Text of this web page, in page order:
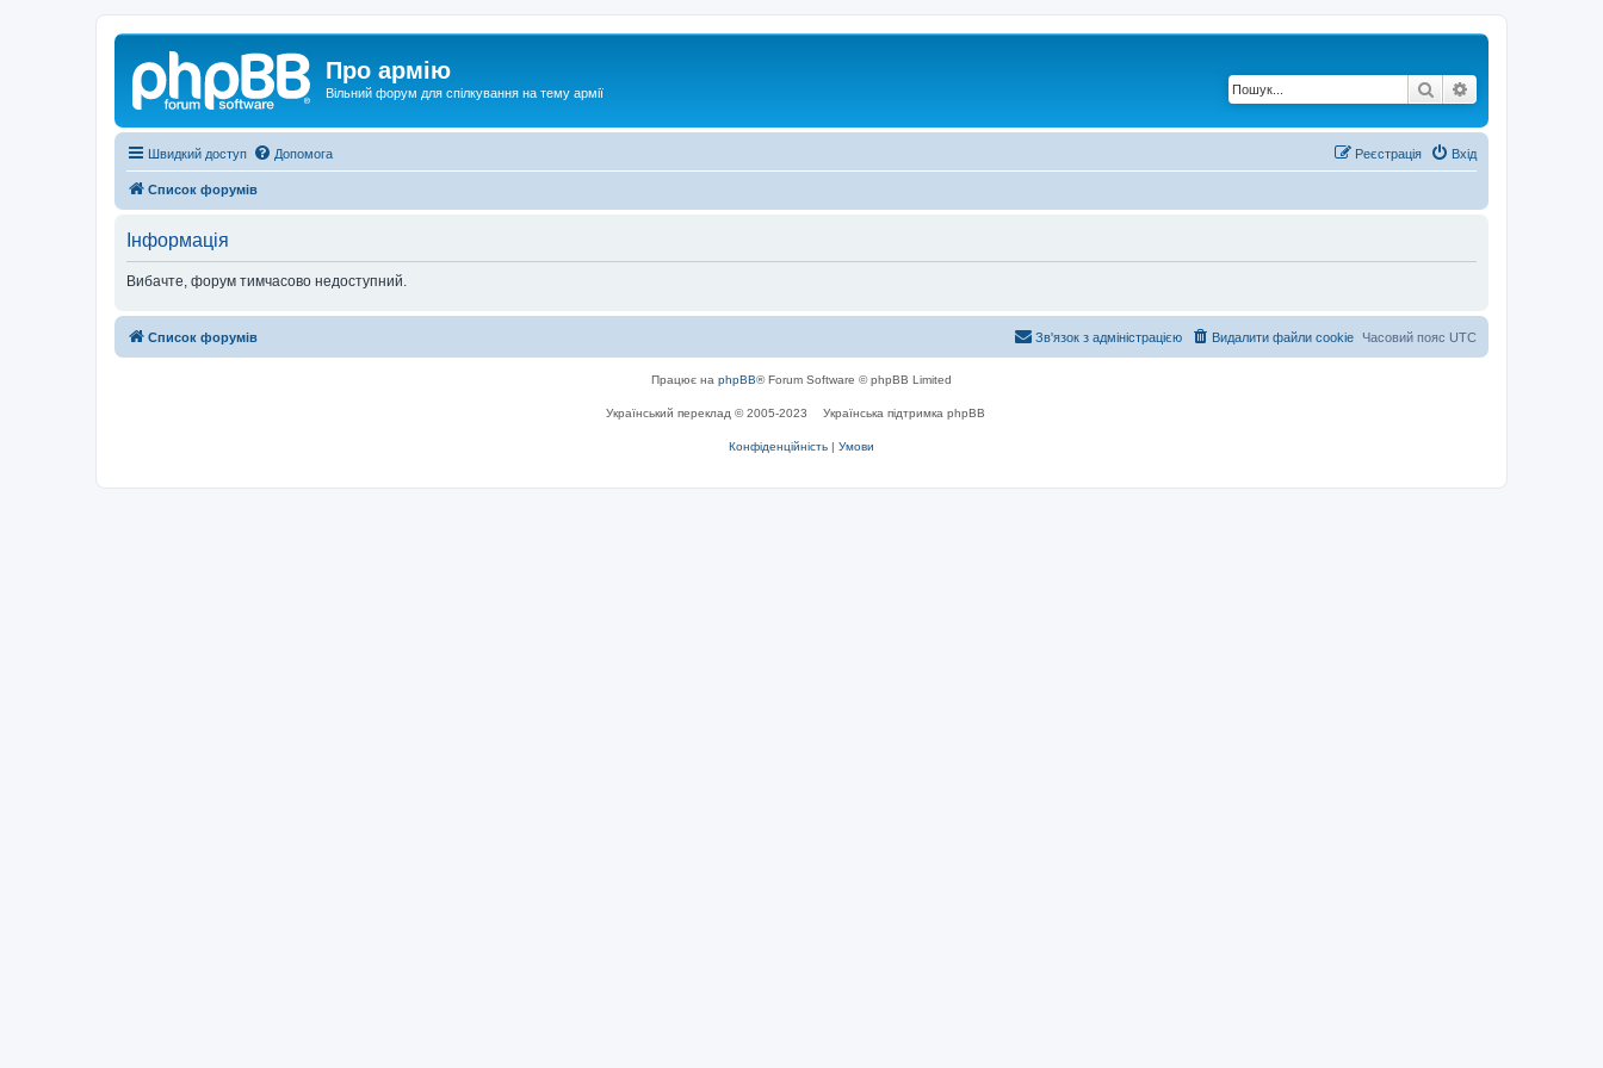
Про армію
Вільний форум для спілкування на тему армії Пошук
Швидкий доступ Допомога Вхід
Реєстрація
Список форумів
Інформація
Вибачте, форум тимчасово недоступний.
Список форумів Часовий пояс UTC
Видалити файли cookie
Зв'язок з адміністрацією
Працює на phpBB® Forum Software © phpBB Limited
Український переклад © 2005-2023 Українська підтримка phpBB
Конфіденційність | Умови